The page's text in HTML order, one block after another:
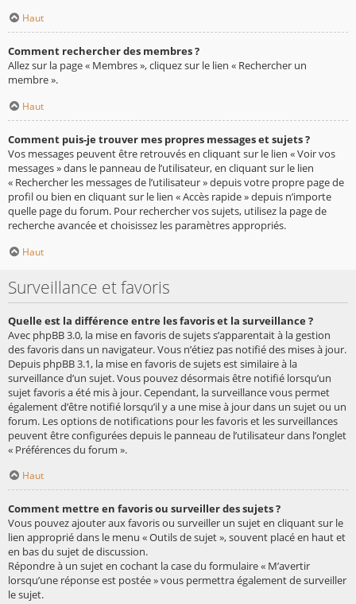
Haut
Comment rechercher des membres ?
Allez sur la page « Membres », cliquez sur le lien « Rechercher un
membre ».
Haut
Comment puis-je trouver mes propres messages et sujets ?
Vos messages peuvent être retrouvés en cliquant sur le lien « Voir vos
messages » dans le panneau de l’utilisateur, en cliquant sur le lien
« Rechercher les messages de l’utilisateur » depuis votre propre page de
profil ou bien en cliquant sur le lien « Accès rapide » depuis n’importe
quelle page du forum. Pour rechercher vos sujets, utilisez la page de
recherche avancée et choisissez les paramètres appropriés.
Haut
Surveillance et favoris
Quelle est la différence entre les favoris et la surveillance ?
Avec phpBB 3.0, la mise en favoris de sujets s’apparentait à la gestion
des favoris dans un navigateur. Vous n’étiez pas notifié des mises à jour.
Depuis phpBB 3.1, la mise en favoris de sujets est similaire à la
surveillance d’un sujet. Vous pouvez désormais être notifié lorsqu’un
sujet favoris a été mis à jour. Cependant, la surveillance vous permet
également d’être notifié lorsqu’il y a une mise à jour dans un sujet ou un
forum. Les options de notifications pour les favoris et les surveillances
peuvent être configurées depuis le panneau de l’utilisateur dans l’onglet
« Préférences du forum ».
Haut
Comment mettre en favoris ou surveiller des sujets ?
Vous pouvez ajouter aux favoris ou surveiller un sujet en cliquant sur le
lien approprié dans le menu « Outils de sujet », souvent placé en haut et
en bas du sujet de discussion.
Répondre à un sujet en cochant la case du formulaire « M’avertir
lorsqu’une réponse est postée » vous permettra également de surveiller
le sujet.